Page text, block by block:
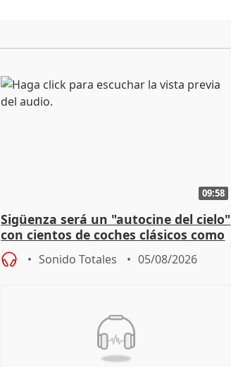
09:58
Sigüenza será un "autocine del cielo"
con cientos de coches clásicos como
espectadores
Sonido Totales 05/08/2026